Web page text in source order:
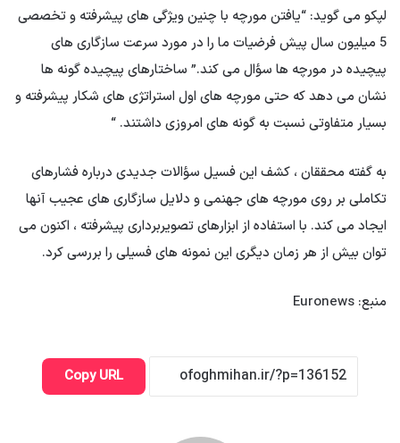
لپکو می گوید: “یافتن مورچه با چنین ویژگی های پیشرفته و تخصصی
5 میلیون سال پیش فرضیات ما را در مورد سرعت سازگاری های
پیچیده در مورچه ها سؤال می کند.” ساختارهای پیچیده گونه ها
نشان می دهد که حتی مورچه های اول استراتژی های شکار پیشرفته و
بسیار متفاوتی نسبت به گونه های امروزی داشتند. “
به گفته محققان ، کشف این فسیل سؤالات جدیدی درباره فشارهای
تکاملی بر روی مورچه های جهنمی و دلایل سازگاری های عجیب آنها
ایجاد می کند. با استفاده از ابزارهای تصویربرداری پیشرفته ، اکنون می
توان بیش از هر زمان دیگری این نمونه های فسیلی را بررسی کرد.
منبع: Euronews
Copy URL